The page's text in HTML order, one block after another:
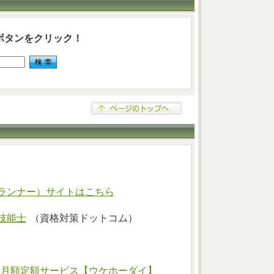
タンをクリック！
ンナー）サイトはこちら
能士 （資格対策ドットコム）
月額定額サービス【ウケホーダイ】